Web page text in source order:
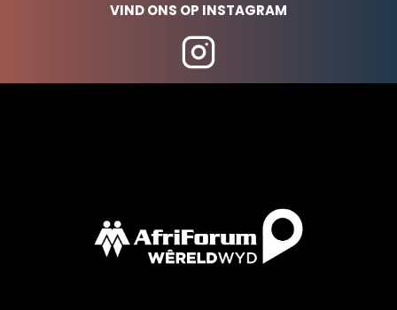
VIND ONS OP INSTAGRAM